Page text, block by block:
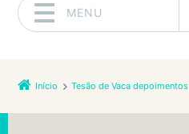
MENU
Início Tesão de Vaca depoimentos